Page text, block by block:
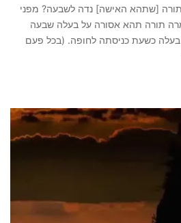
[שתהא האישה] נדה לשבעה? מפני
תורה תהא אסורה על בעלה שבעה
כשעת כניסתה לחופה. (בכל פעם